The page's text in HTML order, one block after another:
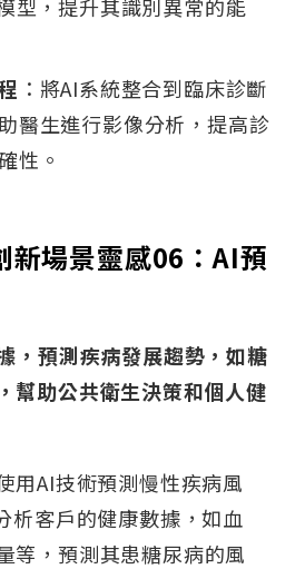
型，提升其識別異常的能
：將AI系統整合到臨床診斷
醫生進行影像分析，提高診
性。
新場景靈感06：AI預
，預測疾病發展趨勢，如糖
幫助公共衛生決策和個人健
用AI技術預測慢性疾病風
析客戶的健康數據，如血
等，預測其患糖尿病的風